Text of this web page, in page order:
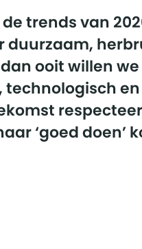
trends van
duurzaam,
ooit willen
‘goed doen’